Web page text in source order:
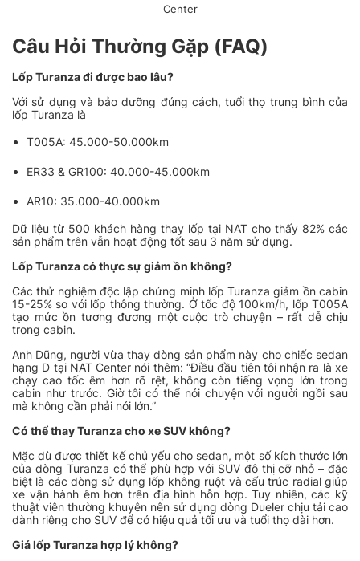
Center
Câu Hỏi Thường Gặp (FAQ)
Lốp Turanza đi được bao lâu?
Với sử dụng và bảo dưỡng đúng cách, tuổi thọ trung bình của
lốp Turanza là
T005A: 45.000-50.000km
ER33 & GR100: 40.000-45.000km
AR10: 35.000-40.000km
Dữ liệu từ 500 khách hàng thay lốp tại NAT cho thấy 82% các
sản phẩm trên vẫn hoạt động tốt sau 3 năm sử dụng.
Lốp Turanza có thực sự giảm ồn không?
Các thử nghiệm độc lập chứng minh lốp Turanza giảm ồn cabin
15-25% so với lốp thông thường. Ở tốc độ 100km/h, lốp T005A
tạo mức ồn tương đương một cuộc trò chuyện – rất dễ chịu
trong cabin.
Anh Dũng, người vừa thay dòng sản phẩm này cho chiếc sedan
hạng D tại NAT Center nói thêm: “Điều đầu tiên tôi nhận ra là xe
chạy cao tốc êm hơn rõ rệt, không còn tiếng vọng lớn trong
cabin như trước. Giờ tôi có thể nói chuyện với người ngồi sau
mà không cần phải nói lớn.”
Có thể thay Turanza cho xe SUV không?
Mặc dù được thiết kế chủ yếu cho sedan, một số kích thước lớn
của dòng Turanza có thể phù hợp với SUV đô thị cỡ nhỏ – đặc
biệt là các dòng sử dụng lốp không ruột và cấu trúc radial giúp
xe vận hành êm hơn trên địa hình hỗn hợp. Tuy nhiên, các kỹ
thuật viên thường khuyên nên sử dụng dòng Dueler chịu tải cao
dành riêng cho SUV để có hiệu quả tối ưu và tuổi thọ dài hơn.
Giá lốp Turanza hợp lý không?